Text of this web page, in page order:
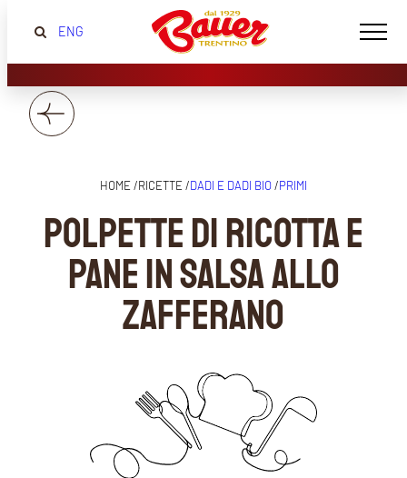
ENG
HOME /RICETTE /DADI E DADI BIO/PRIMI
Polpette di ricotta e
pane in salsa allo
zafferano